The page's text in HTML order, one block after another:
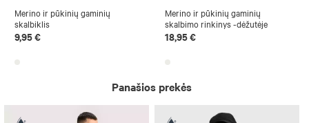
Merino ir pūkinių gaminių
skalbiklis
9,95 €
Merino ir pūkinių gaminių
skalbimo rinkinys -dėžutėje
18,95 €
Panašios prekės